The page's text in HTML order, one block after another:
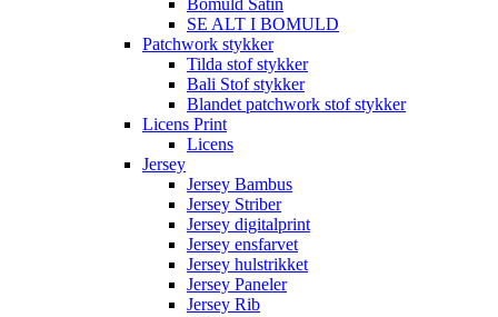
Bomuld Satin
SE ALT I BOMULD
Patchwork stykker
Tilda stof stykker
Bali Stof stykker
Blandet patchwork stof stykker
Licens Print
Licens
Jersey
Jersey Bambus
Jersey Striber
Jersey digitalprint
Jersey ensfarvet
Jersey hulstrikket
Jersey Paneler
Jersey Rib